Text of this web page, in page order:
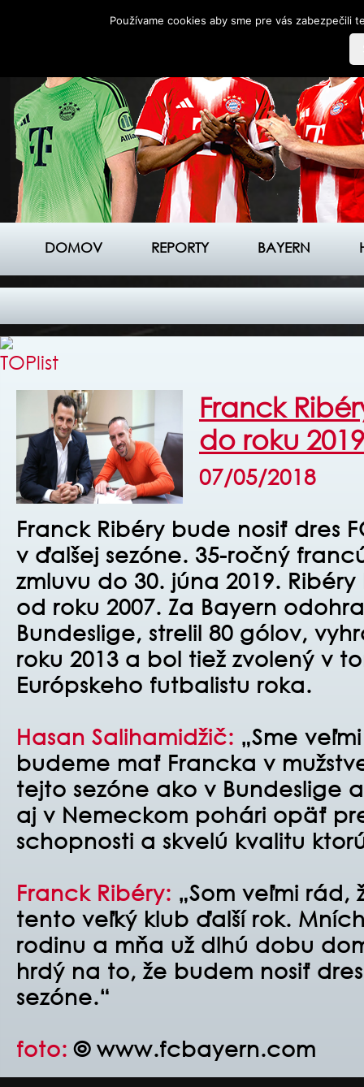
DOMOV REPORTY BAYERN
Franck
do roku 2019
07/05/2018
Franck Ribéry bude nosiť dres
v ďalšej sezóne. 35-ročný
zmluvu do 30. júna 2019.
od roku 2007. Za Bayern
Bundeslige, strelil 80 gólov,
roku 2013 a bol tiež zvolený v
Európskeho futbalistu roka.
Hasan Salihamidžič: „Sme
budeme mať Francka v
tejto sezóne ako v Bundeslige
aj v Nemeckom pohári opäť
schopnosti a skvelú kvalitu
Franck Ribéry: „Som veľmi
tento veľký klub ďalší rok.
rodinu a mňa už dlhú dobu
hrdý na to, že budem nosiť
sezóne.“
foto: © www.fcbayern.com
Používame cookies aby sme pre vás zabezpečili